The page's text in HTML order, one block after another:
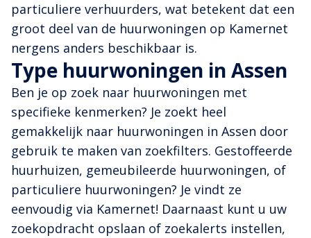
particuliere verhuurders, wat betekent dat een
groot deel van de huurwoningen op Kamernet
nergens anders beschikbaar is.
Type huurwoningen in Assen
Ben je op zoek naar huurwoningen met
specifieke kenmerken? Je zoekt heel
gemakkelijk naar huurwoningen in Assen door
gebruik te maken van zoekfilters. Gestoffeerde
huurhuizen, gemeubileerde huurwoningen, of
particuliere huurwoningen? Je vindt ze
eenvoudig via Kamernet! Daarnaast kunt u uw
zoekopdracht opslaan of zoekalerts instellen,